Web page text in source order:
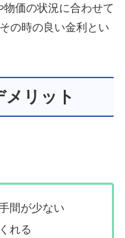
価の状況に合わせて
の時の良い金利とい
メリット
間が少ない
れる